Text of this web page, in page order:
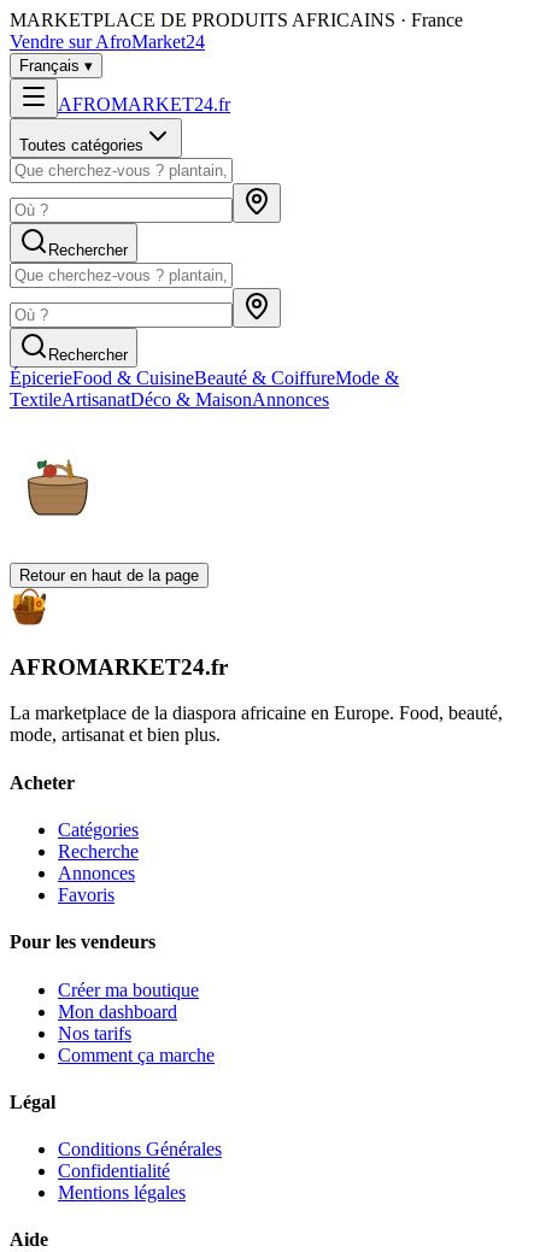
MARKETPLACE DE PRODUITS AFRICAINS · France
Vendre sur AfroMarket24
Français ▾
AFROMARKET24.fr
Toutes catégories
Rechercher
Rechercher
ÉpicerieFood & CuisineBeauté & CoiffureMode &
TextileArtisanatDéco & MaisonAnnonces
Retour en haut de la page
AFROMARKET24.fr
La marketplace de la diaspora africaine en Europe. Food, beauté,
mode, artisanat et bien plus.
Acheter
Catégories
Recherche
Annonces
Favoris
Pour les vendeurs
Créer ma boutique
Mon dashboard
Nos tarifs
Comment ça marche
Légal
Conditions Générales
Confidentialité
Mentions légales
Aide